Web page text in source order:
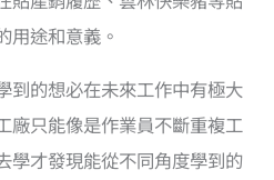
用途和意義。
到的想必在未來工作中有極大
廠只能像是作業員不斷重複工
學才發現能從不同角度學到的